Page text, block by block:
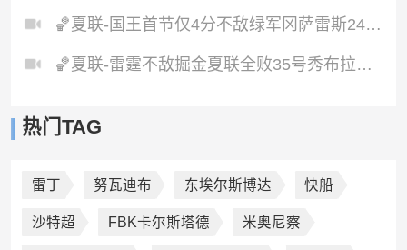
🏀夏联-国王首节仅4分不敌绿军冈萨雷斯24+10+5塞纳克10+12
🏀夏联-雷霆不敌掘金夏联全败35号秀布拉齐尔32+6马拉14+7+6
热门TAG
雷丁 努瓦迪布 东埃尔斯博达 快船
沙特超 FBK卡尔斯塔德 米奥尼察